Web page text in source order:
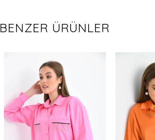
BENZER ÜRÜNLER